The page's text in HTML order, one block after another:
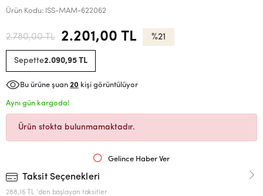
Ürün Kodu: ISS-MAM-622062
2.780,00 TL 2.201,00 TL %21
Sepette2.090,95 TL
Bu ürüne şuan 20 kişi görüntülüyor
Aynı gün kargoda!
Ürün stokta bulunmamaktadır.
Gelince Haber Ver
Taksit Seçenekleri
288,16 TL 'den başlayan taksitler